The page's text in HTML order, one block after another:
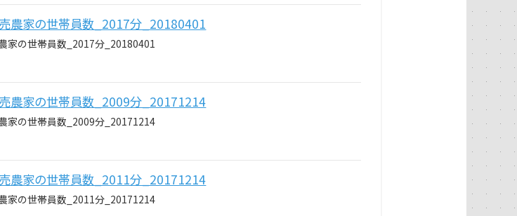
農家の世帯員数_2017分_20180401
家の世帯員数_2017分_20180401
農家の世帯員数_2009分_20171214
家の世帯員数_2009分_20171214
農家の世帯員数_2011分_20171214
家の世帯員数_2011分_20171214